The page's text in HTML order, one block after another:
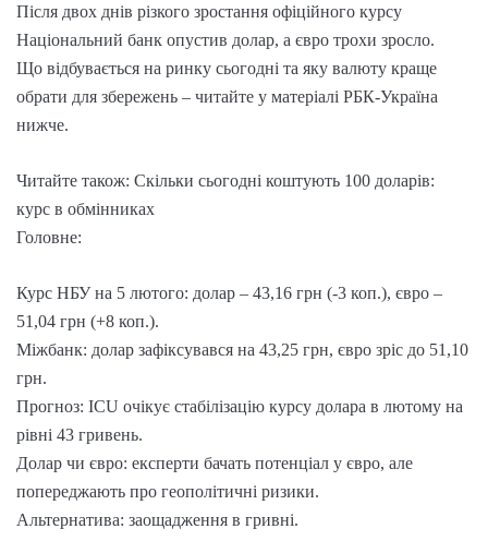
Після двох днів різкого зростання офіційного курсу
Національний банк опустив долар, а євро трохи зросло.
Що відбувається на ринку сьогодні та яку валюту краще
обрати для збережень – читайте у матеріалі РБК-Україна
нижче.
Читайте також: Скільки сьогодні коштують 100 доларів:
курс в обмінниках
Головне:
Курс НБУ на 5 лютого: долар – 43,16 грн (-3 коп.), євро –
51,04 грн (+8 коп.).
Міжбанк: долар зафіксувався на 43,25 грн, євро зріс до 51,10
грн.
Прогноз: ICU очікує стабілізацію курсу долара в лютому на
рівні 43 гривень.
Долар чи євро: експерти бачать потенціал у євро, але
попереджають про геополітичні ризики.
Альтернатива: заощадження в гривні.